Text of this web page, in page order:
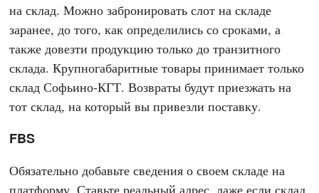
на склад. Можно забронировать слот на складе
заранее, до того, как определились со сроками, а
также довезти продукцию только до транзитного
склада. Крупногабаритные товары принимает только
склад Софьино-КГТ. Возвраты будут приезжать на
тот склад, на который вы привезли поставку.
FBS
Обязательно добавьте сведения о своем складе на
платформу. Ставьте реальный адрес, даже если склад